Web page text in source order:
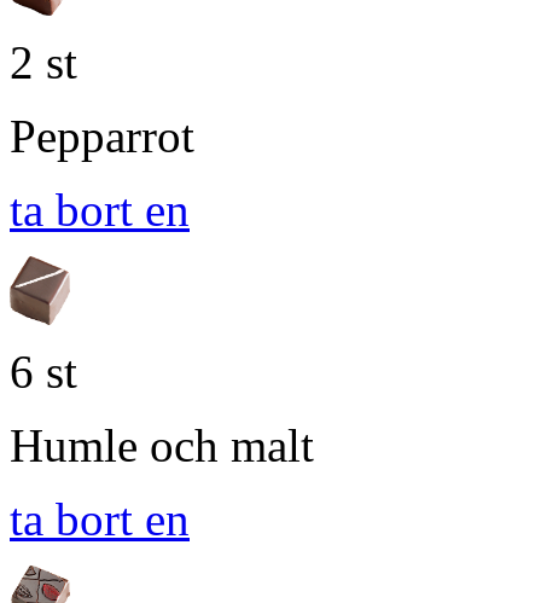
2 st
Pepparrot
ta bort en
6 st
Humle och malt
ta bort en